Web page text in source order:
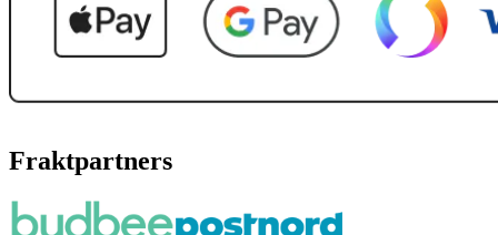
Fraktpartners